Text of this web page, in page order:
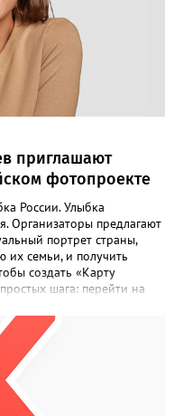
приглашают
фотопроекте
России. Улыбка
Организаторы предлагают
портрет страны,
их семьи, и получить
создать «Карту
шага: перейти на
– подойдёт портрет
поколений в
городов,
воспоминаниями;
объяснив связь с каждым
согласие с правилами